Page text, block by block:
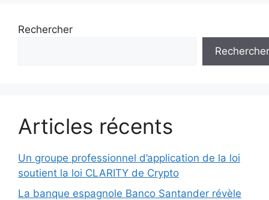
Rechercher
Rechercher
Articles récents
Un groupe professionnel d’application de la loi
soutient la loi CLARITY de Crypto
La banque espagnole Banco Santander révèle